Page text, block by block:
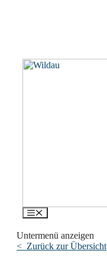
Menü
Untermenü anzeigen
< Zurück zur Übersicht